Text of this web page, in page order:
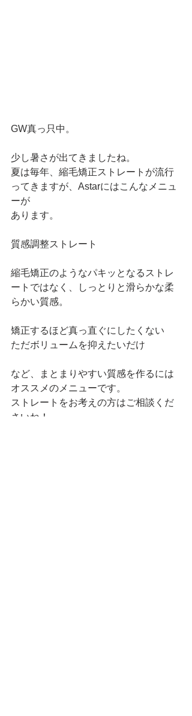
GW真っ只中。
少し暑さが出てきましたね。
夏は毎年、縮毛矯正ストレートが流行
ってきますが、Astarにはこんなメニュ
ーが
あります。
質感調整ストレート
縮毛矯正のようなパキッとなるストレ
ートではなく、しっとりと滑らかな柔
らかい質感。
矯正するほど真っ直ぐにしたくない
ただボリュームを抑えたいだけ
など、まとまりやすい質感を作るには
オススメのメニューです。
ストレートをお考えの方はご相談くだ
さいね！